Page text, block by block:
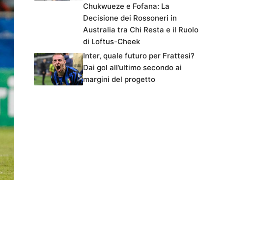
Chukwueze e Fofana: La
Decisione dei Rossoneri in
Australia tra Chi Resta e il Ruolo
di Loftus-Cheek
Inter, quale futuro per Frattesi?
Dai gol all’ultimo secondo ai
margini del progetto